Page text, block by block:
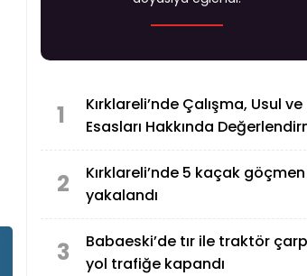
1
Kırklareli’nde Çalışma, Usul ve
Esasları Hakkında
2
Kırklareli’nde 5 kaçak göçmen
yakalandı
3
Babaeski’de tır ile traktör
yol trafiğe kapandı